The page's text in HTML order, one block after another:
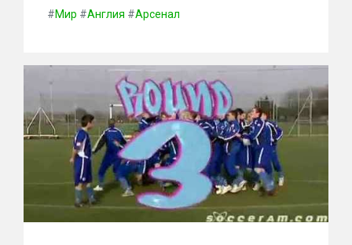
#Мир #Англия #Арсенал